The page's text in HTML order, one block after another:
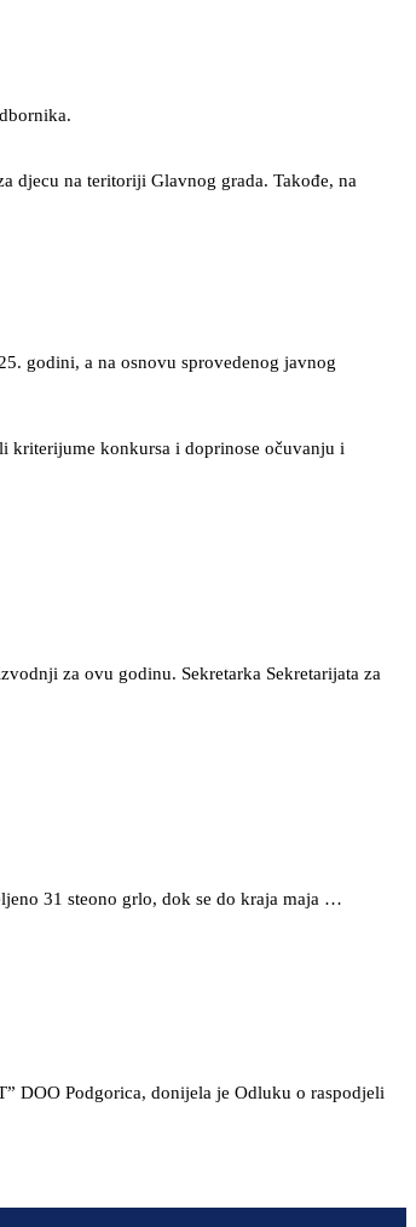
djecu na teritoriji Glavnog grada. Takođe, na
godini, a na osnovu sprovedenog javnog
kriterijume konkursa i doprinose očuvanju i
za ovu godinu. Sekretarka Sekretarijata za
31 steono grlo, dok se do kraja maja …
DOO Podgorica, donijela je Odluku o raspodjeli